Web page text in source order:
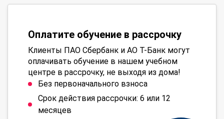
Оплатите обучение в рассрочку
Клиенты ПАО Сбербанк и АО Т-Банк могут
оплачивать обучение в нашем учебном
центре в рассрочку, не выходя из дома!
Без первоначального взноса
Срок действия рассрочки: 6 или 12
месяцев